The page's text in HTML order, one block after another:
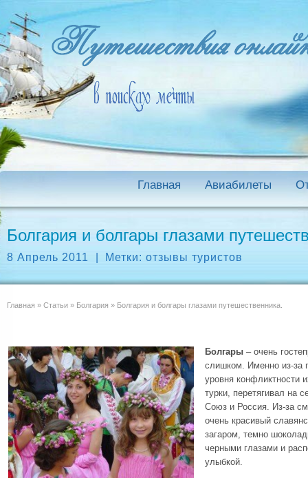
Главная Авиабилеты
Болгария и болгары глазами
8 Апрель 2011 Метки:отзывы туристов
Главная » Статьи » Болгария » Болгария и болгары глазами путешественника.
Болгары – очень
слишком. Именно из-за
уровня конфликтности
турки, перетягивал на
Союз и Россия. Из-за
очень красивый
загаром, темно
черными глазами и
улыбкой.